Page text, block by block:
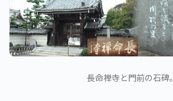
長命禅寺と門前の石碑。